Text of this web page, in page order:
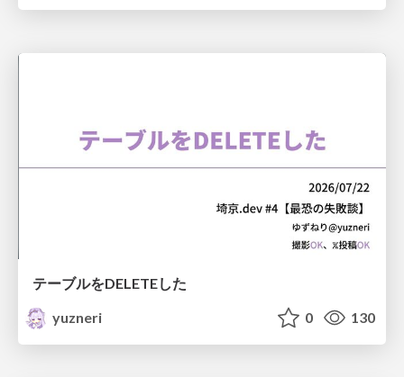
テーブルをDELETEした
yuzneri
0 130